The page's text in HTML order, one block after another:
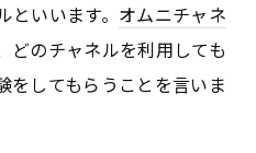
いいます。 オムニチャネ
どのチャネルを利用しても
をしてもらうことを言いま